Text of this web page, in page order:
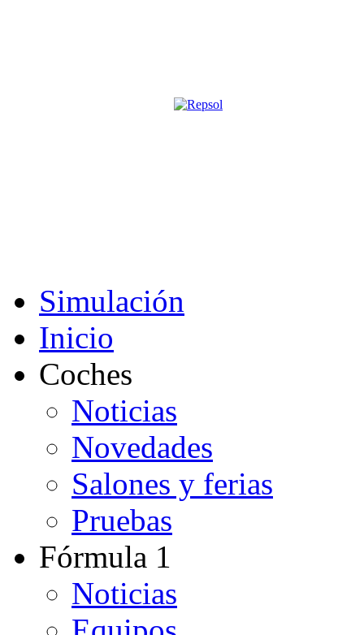
Simulación
Inicio
Coches
Noticias
Novedades
Salones y ferias
Pruebas
Fórmula 1
Noticias